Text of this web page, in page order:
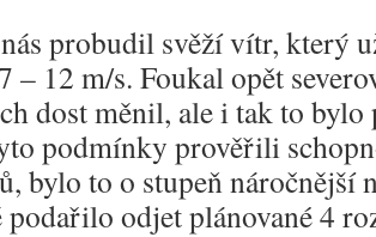
probudil svěží vítr, který
– 12 m/s. Foukal opět
dost měnil, ale i tak to bylo
podmínky prověřili
bylo to o stupeň náročnější
podařilo odjet plánované 4